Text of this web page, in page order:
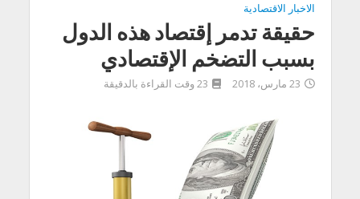
الاخبار الاقتصادية
حقيقة تدمر إقتصاد هذه الدول
بسبب التضخم الإقتصادي
23 مارس، 2018 23 وقت القراءة بالدقيقة